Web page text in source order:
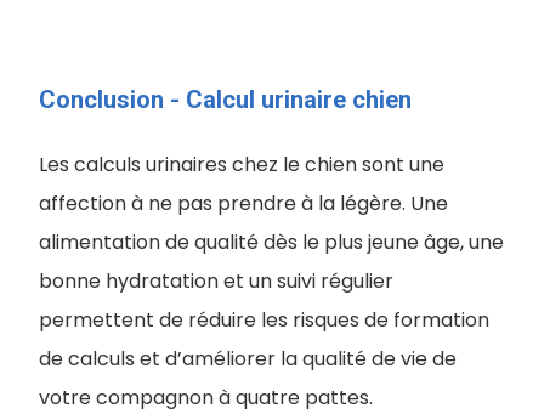
Conclusion - Calcul urinaire chien
Les calculs urinaires chez le chien sont une
affection à ne pas prendre à la légère. Une
alimentation de qualité dès le plus jeune âge, une
bonne hydratation et un suivi régulier
permettent de réduire les risques de formation
de calculs et d’améliorer la qualité de vie de
votre compagnon à quatre pattes.